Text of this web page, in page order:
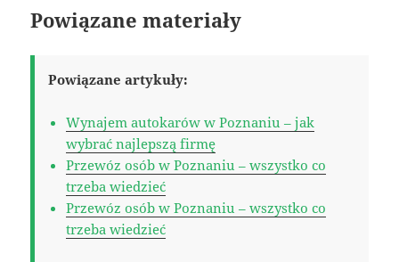
Powiązane materiały
Powiązane artykuły:
Wynajem autokarów w Poznaniu – jak
wybrać najlepszą firmę
Przewóz osób w Poznaniu – wszystko co
trzeba wiedzieć
Przewóz osób w Poznaniu – wszystko co
trzeba wiedzieć